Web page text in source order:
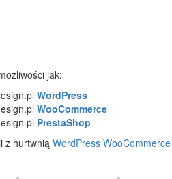
jak:
WordPress
WooCommerce
PrestaShop
z hurtwnią WordPress WooCommerce